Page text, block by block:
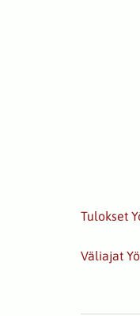
Tulokset
Väliajat